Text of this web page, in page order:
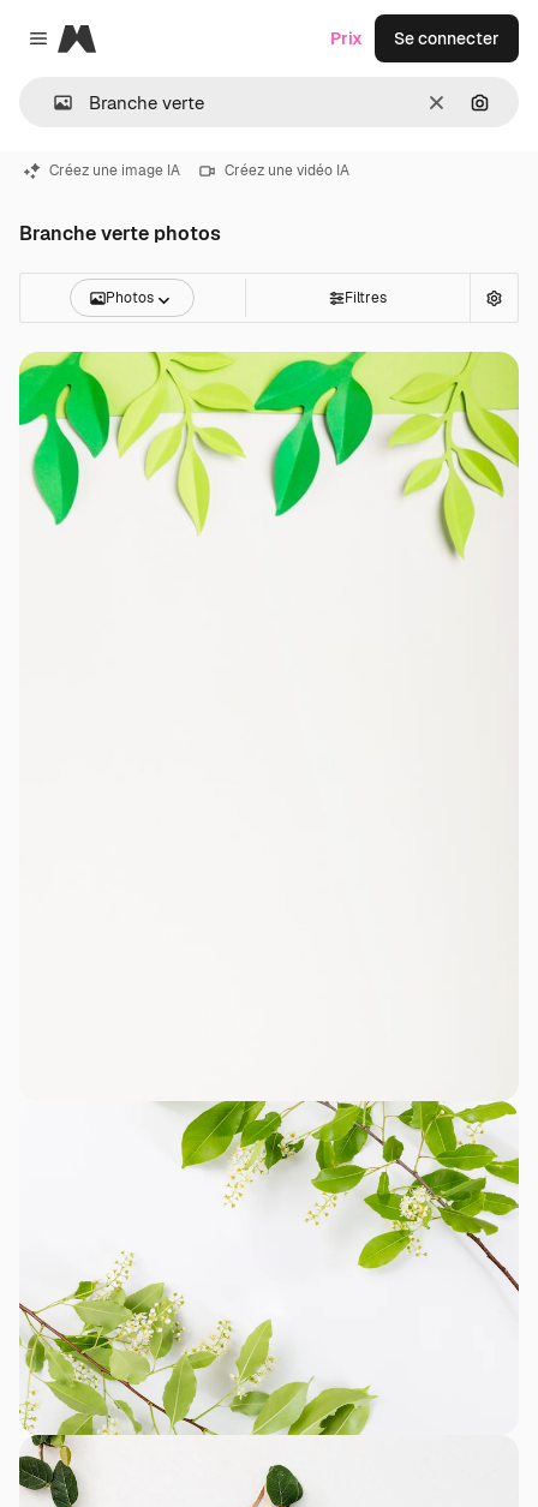
Close menu
Magnific
Effacer
Prix Se connecter
Créez une image IA Créez une vidéo IA
Branche verte photos
Photos Filtres